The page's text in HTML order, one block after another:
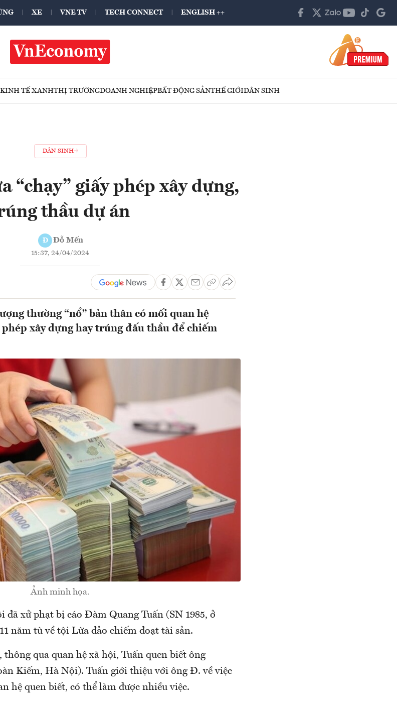
XE VNE TV TECH CONNECT ENGLISH ++
KINH TẾ XANHTHỊ TRƯỜNGDOANH NGHIỆPBẤT ĐỘNG SẢNTHẾ GIỚIDÂN SINH
DÂN SINH
“chạy” giấy phép xây dựng,
thầu dự án
Đ Đỗ Mến
15:37, 24/04/2024
thường “nổ” bản thân có mối quan hệ
phép xây dựng hay trúng đấu thầu để chiếm
Ảnh minh họa.
đã xử phạt bị cáo Đàm Quang Tuấn (SN 1985, ở
năm tù về tội Lừa đảo chiếm đoạt tài sản.
thông qua quan hệ xã hội, Tuấn quen biết ông
Kiếm, Hà Nội). Tuấn giới thiệu với ông Đ. về việc
hệ quen biết, có thể làm được nhiều việc.